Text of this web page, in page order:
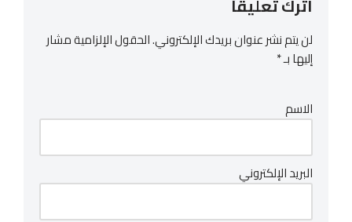
اترك تعليقاً
لن يتم نشر عنوان بريدك الإلكتروني.الحقول الإلزامية مشار
إليها بـ*
الاسم
البريد الإلكتروني